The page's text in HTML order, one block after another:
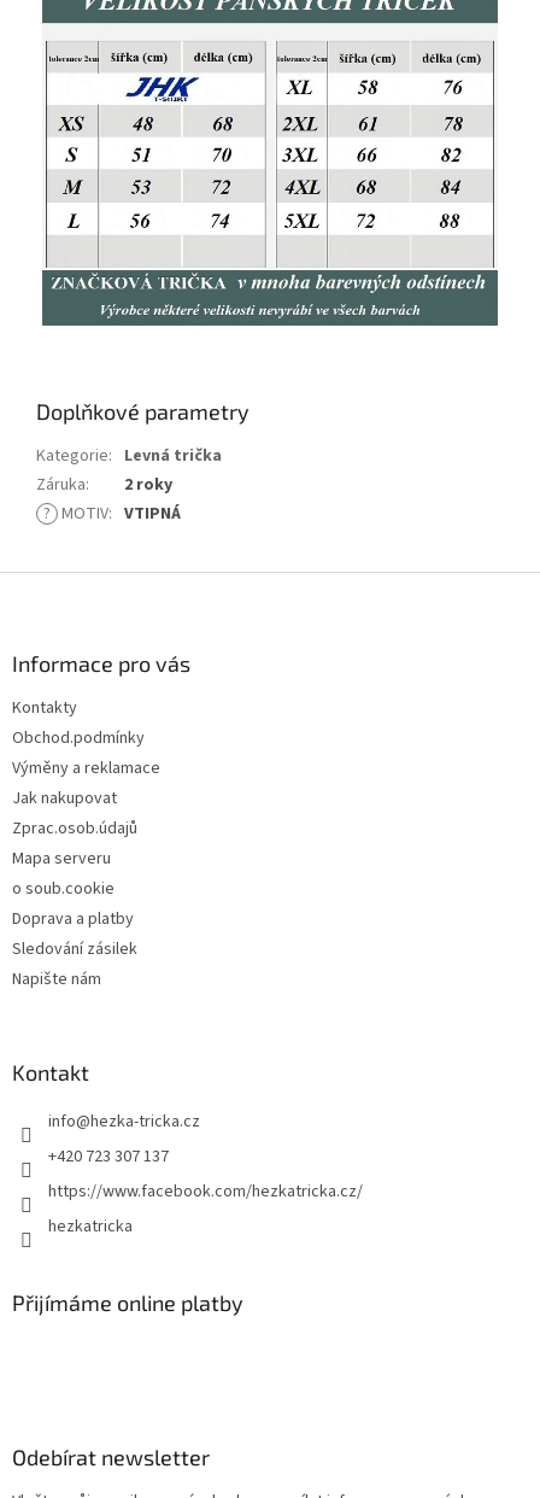
Doplňkové parametry
Kategorie: Levná trička
Záruka:
2 roky
? MOTIV: VTIPNÁ
Informace pro vás
Kontakty
Obchod.podmínky
Výměny a reklamace
Jak nakupovat
Zprac.osob.údajů
Mapa serveru
o soub.cookie
Doprava a platby
Sledování zásilek
Napište nám
Kontakt
info@hezka-tricka.cz
+420 723 307 137
https://www.facebook.com/hezkatricka.cz/
hezkatricka
Přijímáme online platby
Odebírat newsletter